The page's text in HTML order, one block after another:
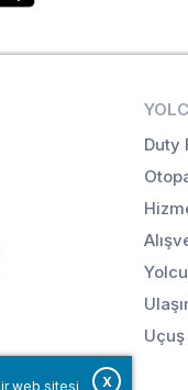
web sitesi X
Duty